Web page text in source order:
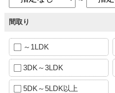
間取り
～1LDK
3DK～3LDK
5DK～5LDK以上